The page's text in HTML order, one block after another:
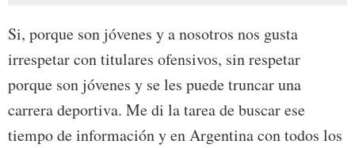
Si, porque son jóvenes y a nosotros nos gusta
irrespetar con titulares ofensivos, sin respetar
porque son jóvenes y se les puede truncar una
carrera deportiva. Me di la tarea de buscar ese
tiempo de información y en Argentina con todos los